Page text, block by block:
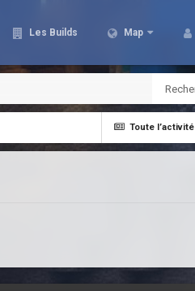
Les Builds Map
Toute l’activité